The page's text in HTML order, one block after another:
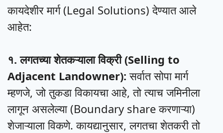
कायदेशीर मार्ग (Legal Solutions) देण्यात आले
आहेत:
१. लगतच्या शेतकऱ्याला विक्री (Selling to
Adjacent Landowner): सर्वात सोपा मार्ग
म्हणजे, जो तुकडा विकायचा आहे, तो त्याच जमिनीला
लागून असलेल्या (Boundary share करणाऱ्या)
शेजाऱ्याला विकणे. कायद्यानुसार, लगतचा शेतकरी तो